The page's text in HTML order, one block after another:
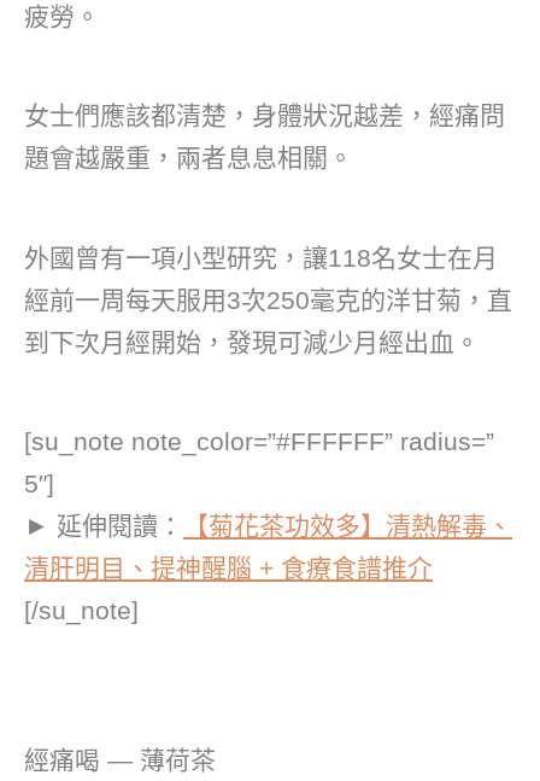
疲勞。
女士們應該都清楚，身體狀況越差，經痛問
題會越嚴重，兩者息息相關。
外國曾有一項小型研究，讓118名女士在月
經前一周每天服用3次250毫克的洋甘菊，直
到下次月經開始，發現可減少月經出血。
[su_note note_color=”#FFFFFF” radius=”
5″]
► 延伸閱讀：
【菊花茶功效多】清熱解毒、
清肝明目、提神醒腦 + 食療食譜推介
[/su_note]
經痛喝 — 薄荷茶